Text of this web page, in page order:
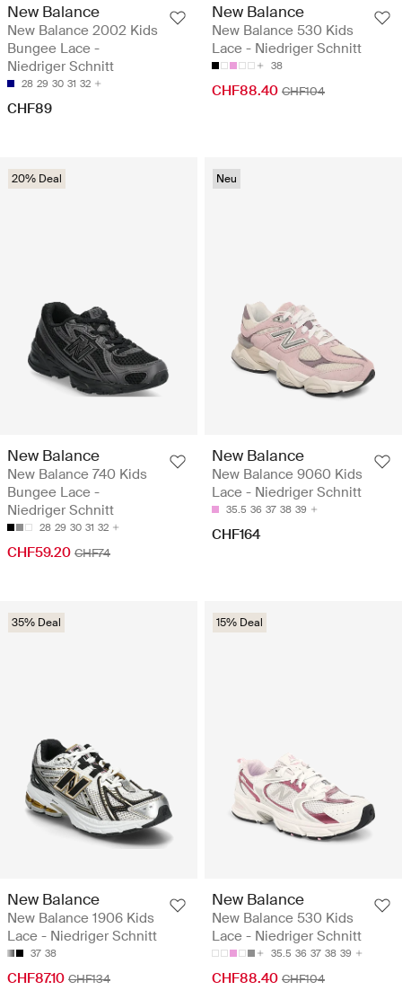
New Balance
New Balance 2002 Kids
Bungee Lace -
Niedriger Schnitt
28 29 30 31 32
CHF89
New Balance
New Balance 530 Kids
Lace - Niedriger Schnitt
38
CHF88.40 CHF104
20% Deal
New Balance
New Balance 740 Kids
Bungee Lace -
Niedriger Schnitt
28 29 30 31 32
CHF59.20 CHF74
Neu
New Balance
New Balance 9060 Kids
Lace - Niedriger Schnitt
35.5 36 37 38 39
CHF164
35% Deal
New Balance
New Balance 1906 Kids
Lace - Niedriger Schnitt
37 38
CHF87.10 CHF134
15% Deal
New Balance
New Balance 530 Kids
Lace - Niedriger Schnitt
35.5 36 37 38 39
CHF88.40 CHF104